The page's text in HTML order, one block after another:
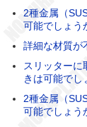
2種金属（
可能でしょう
詳細な材質が
スリッターに
きは可能でし
2種金属（
可能でしょう